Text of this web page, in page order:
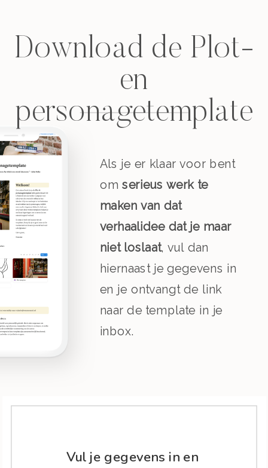
Download de Plot-
en
personagetemplate
Als je er klaar voor bent
omserieus werk te
maken van dat
verhaalidee dat je maar
niet loslaat, vul dan
hiernaast je gegevens in
en je ontvangt de link
naar de template in je
inbox.
Vul je gegevens in en